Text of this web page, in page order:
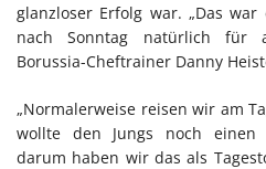
glanzloser Erfolg war. „Das
nach Sonntag natürlich für
Borussia-Cheftrainer Danny
„Normalerweise reisen wir am
wollte den Jungs noch einen
darum haben wir das als